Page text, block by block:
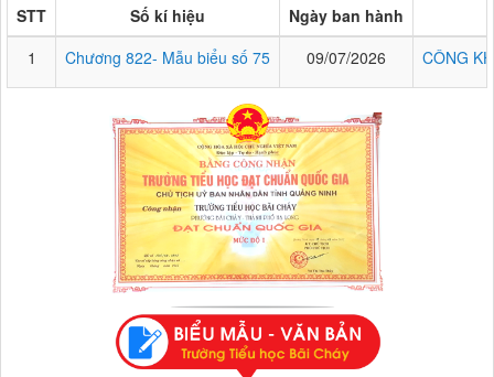
STT Số kí hiệu
Ngày ban hành
1
Chương 822- Mẫu biểu số 75 09/07/2026 CÔNG